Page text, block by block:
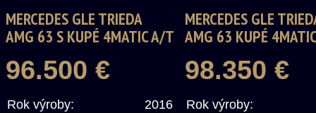
MERCEDES GLE TRIEDA
AMG 63 S KUPÉ 4MATIC A/T
96.500 €
Rok výroby:
2016
MERCEDES GLE
AMG 63 KUPÉ
98.350 €
Rok výroby: